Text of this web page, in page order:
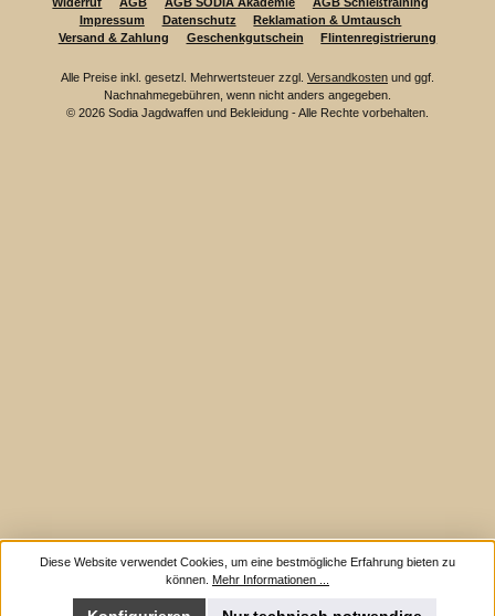
Impressum
Datenschutz
Reklamation & Umtausch
Versand & Zahlung
Geschenkgutschein Flintenregistrierung
Alle Preise inkl. gesetzl. Mehrwertsteuer zzgl. Versandkosten und ggf.
Nachnahmegebühren, wenn nicht anders angegeben.
© 2026 Sodia Jagdwaffen und Bekleidung - Alle Rechte vorbehalten.
Diese Website verwendet Cookies, um eine bestmögliche Erfahrung bieten zu
können. Mehr Informationen ...